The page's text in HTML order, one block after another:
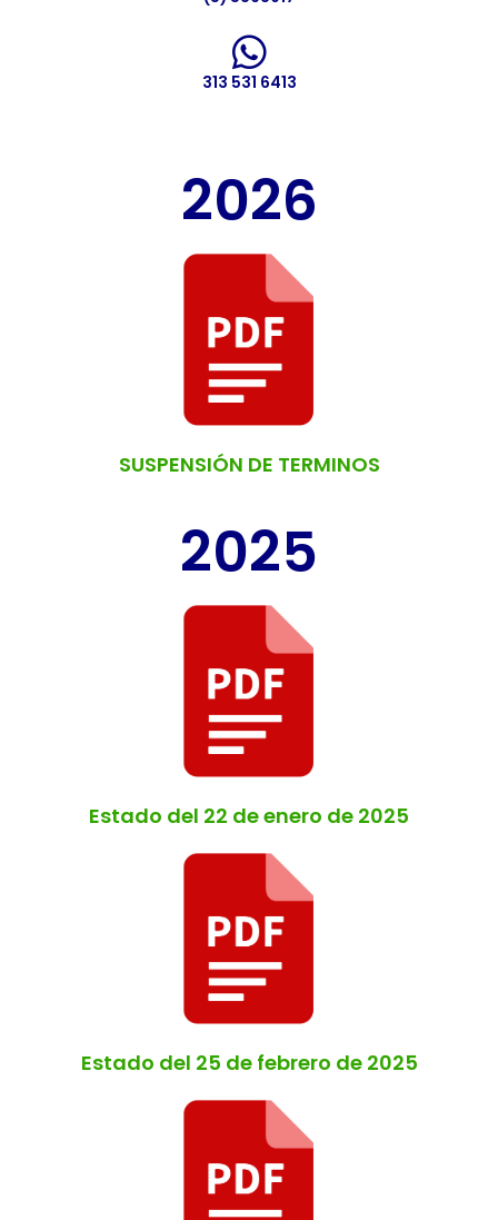
313 531 6413
2026
SUSPENSIÓN DE TERMINOS
2025
Estado del 22 de enero de 2025
Estado del 25 de febrero de 2025